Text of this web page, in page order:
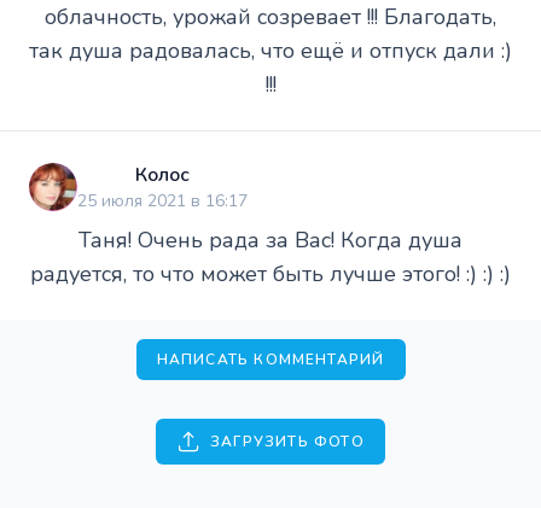
облачность, урожай созревает !!! Благодать,
так душа радовалась, что ещё и отпуск дали :)
!!!
Колос
25 июля 2021 в 16:17
Таня! Очень рада за Вас! Когда душа
радуется, то что может быть лучше этого! :) :) :)
НАПИСАТЬ КОММЕНТАРИЙ
ЗАГРУЗИТЬ ФОТО